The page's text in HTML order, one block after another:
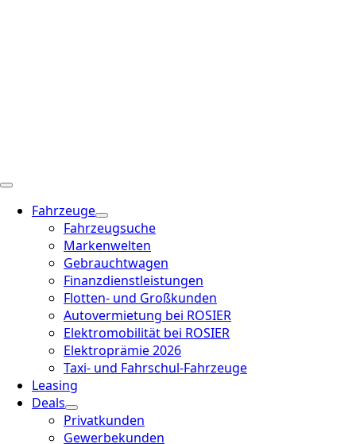
Fahrzeuge
Fahrzeugsuche
Markenwelten
Gebrauchtwagen
Finanzdienstleistungen
Flotten- und Großkunden
Autovermietung bei ROSIER
Elektromobilität bei ROSIER
Elektroprämie 2026
Taxi- und Fahrschul-Fahrzeuge
Leasing
Deals
Privatkunden
Gewerbekunden